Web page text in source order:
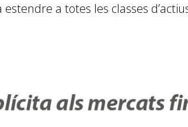
a totes les classes